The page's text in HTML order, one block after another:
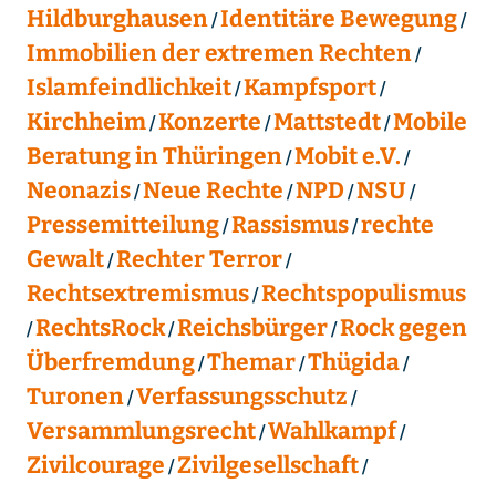
Hildburghausen Identitäre Bewegung
Immobilien der extremen Rechten
Islamfeindlichkeit Kampfsport
Kirchheim Konzerte Mattstedt Mobile
Beratung in Thüringen Mobit e.V.
Neonazis Neue Rechte NPD NSU
Pressemitteilung Rassismus rechte
Gewalt Rechter Terror
Rechtsextremismus Rechtspopulismus
RechtsRock Reichsbürger Rock gegen
Überfremdung Themar Thügida
Turonen Verfassungsschutz
Versammlungsrecht Wahlkampf
Zivilcourage Zivilgesellschaft